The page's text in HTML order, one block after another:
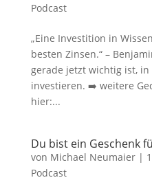
Podcast
„Eine Investition in
besten Zinsen.“ –
gerade jetzt wichtig ist,
investieren. ➡️ weitere
hier:...
Du bist ein Geschenk
von Michael Neumaier|
Podcast